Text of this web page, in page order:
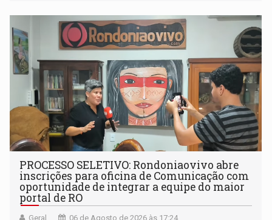
PROCESSO SELETIVO: Rondoniaovivo abre
inscrições para oficina de Comunicação com
oportunidade de integrar a equipe do maior
portal de RO
Geral 06 de Agosto de 2026 às 17:24